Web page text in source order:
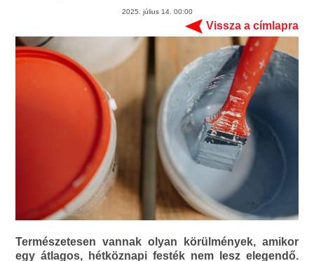
2025. július 14. 00:00
Vissza a címlapra
Természetesen vannak olyan körülmények, amikor
egy átlagos, hétköznapi festék nem lesz elegendő.